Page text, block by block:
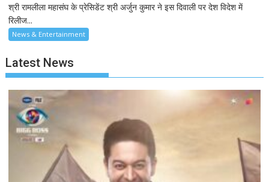
श्री रामलीला महासंघ के प्रेसिडेंट श्री अर्जुन कुमार ने इस दिवाली पर देश विदेश में
रिलीज...
News & Entertainment
Latest News